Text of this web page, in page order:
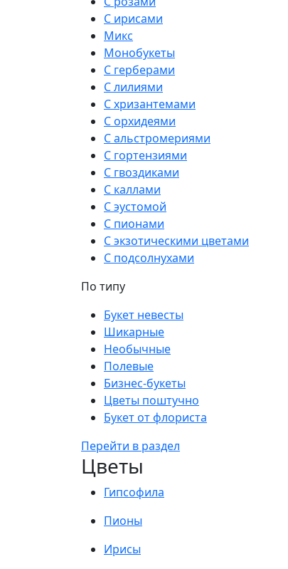
С ирисами
Микс
Монобукеты
С герберами
С лилиями
С хризантемами
С орхидеями
С альстромериями
С гортензиями
С гвоздиками
С каллами
С эустомой
С пионами
С экзотическими цветами
С подсолнухами
По типу
Букет невесты
Шикарные
Необычные
Полевые
Бизнес-букеты
Цветы поштучно
Букет от флориста
Перейти в раздел
Цветы
Гипсофила
Пионы
Ирисы